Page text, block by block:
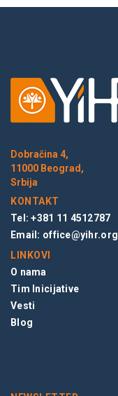
Dobračina 4,
11000 Beograd,
Srbija
KONTAKT
Tel: +381 11 4512787
Email: office@yihr.org
LINKOVI
O nama
Tim Inicijative
Vesti
Blog